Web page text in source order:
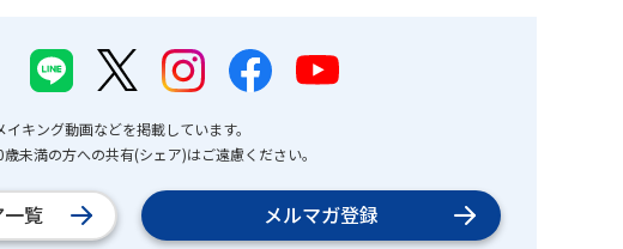
キング動画などを掲載しています。
未満の方への共有(シェア)はご遠慮ください。
覧 メルマガ登録